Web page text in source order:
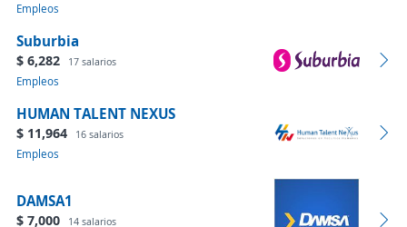
Empleos
Suburbia
$ 6,282 17 salarios
Empleos
HUMAN TALENT NEXUS
$ 11,964 16 salarios
Empleos
DAMSA1
$ 7,000 14 salarios